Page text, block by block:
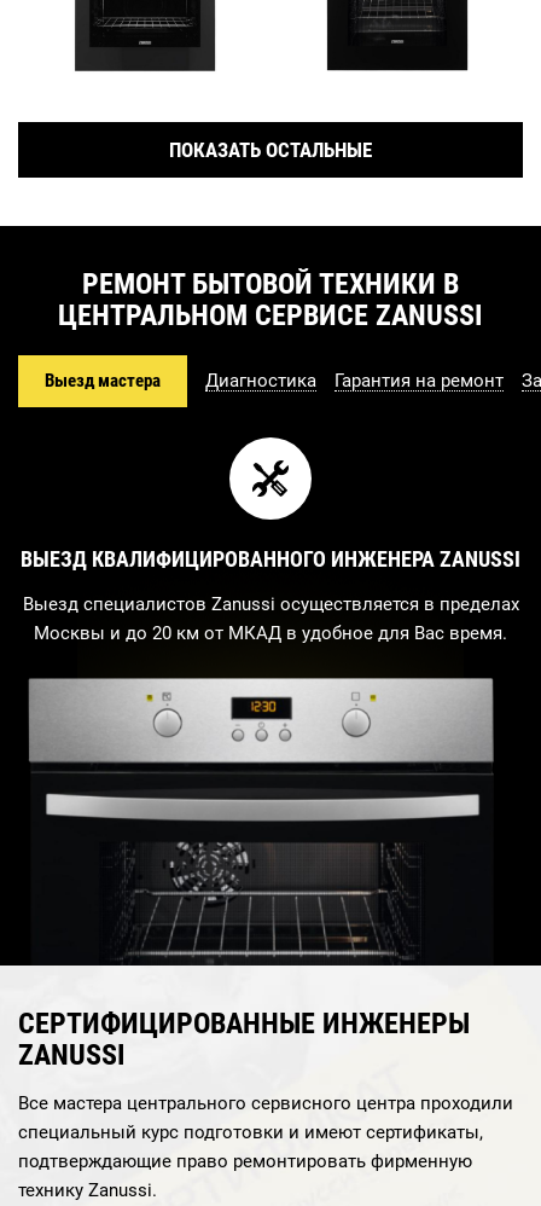
ПОКАЗАТЬ ОСТАЛЬНЫЕ
РЕМОНТ БЫТОВОЙ ТЕХНИКИ В
ЦЕНТРАЛЬНОМ СЕРВИСЕ ZANUSSI
Выезд мастера Диагностика Гарантия на ремонт
ВЫЕЗД КВАЛИФИЦИРОВАННОГО ИНЖЕНЕРА ZANUSSI
Выезд специалистов Zanussi осуществляется в пределах
Москвы и до 20 км от МКАД в удобное для Вас время.
СЕРТИФИЦИРОВАННЫЕ ИНЖЕНЕРЫ
ZANUSSI
Все мастера центрального сервисного центра проходили
специальный курс подготовки и имеют сертификаты,
подтверждающие право ремонтировать фирменную
технику Zanussi.